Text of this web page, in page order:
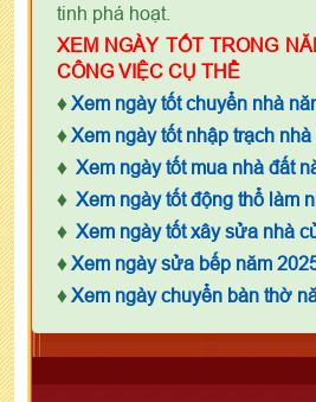
tinh phá hoạt.
XEM NGÀY TỐT TRONG
CÔNG VIỆC CỤ THỂ
♦ Xem ngày tốt chuyển nhà
♦ Xem ngày tốt nhập trạch
♦ Xem ngày tốt mua nhà đất
♦ Xem ngày tốt động thổ làm
♦ Xem ngày tốt xây sửa nhà
♦ Xem ngày sửa bếp năm
♦ Xem ngày chuyển bàn thờ